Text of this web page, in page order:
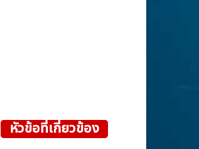
หัวข้อที่เกี่ยวข้อง